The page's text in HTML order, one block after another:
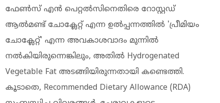
ഫേണ്‍സ് എന്‍ പെറ്റല്‍സിനെതിരെ റോസ്റ്റഡ്
ആല്‍മണ്ട് ചോക്ലേറ്റ് എന്ന ഉല്‍പ്പന്നത്തില്‍ 'പ്രീമിയം
ചോക്ലേറ്റ്' എന്ന അവകാശവാദം മുന്നില്‍
നല്‍കിയിരുന്നെങ്കിലും, അതില്‍ Hydrogenated
Vegetable Fat അടങ്ങിയിരുന്നതായി കണ്ടെത്തി.
കൂടാതെ, Recommended Dietary Allowance (RDA)